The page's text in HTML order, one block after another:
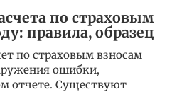
по страховым
правила, образец
по страховым взносам
ошибки,
отчете. Существуют